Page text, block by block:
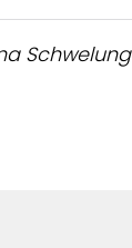
Schwelung